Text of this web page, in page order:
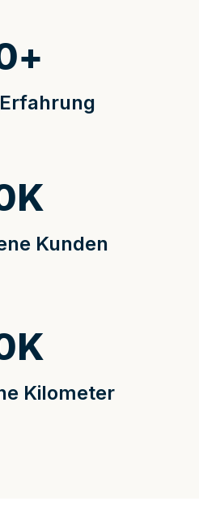
+
Kunden
K
Kilometer
K